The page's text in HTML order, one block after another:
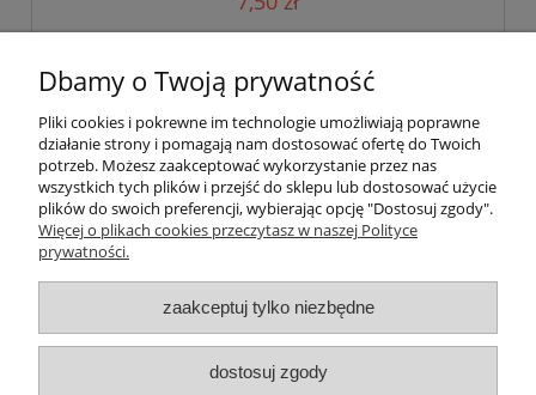
powiadom o dostępności
« 1 2 »
Pomoc
Moje konto
Płatności i dostawa
Dbamy o Twoją prywatność
Pliki cookies i pokrewne im technologie umożliwiają poprawne
działanie strony i pomagają nam dostosować ofertę do Twoich
potrzeb. Możesz zaakceptować wykorzystanie przez nas
wszystkich tych plików i przejść do sklepu lub dostosować użycie
plików do swoich preferencji, wybierając opcję "Dostosuj zgody".
Więcej o plikach cookies przeczytasz w naszej Polityce
prywatności.
zaakceptuj tylko niezbędne
dostosuj zgody